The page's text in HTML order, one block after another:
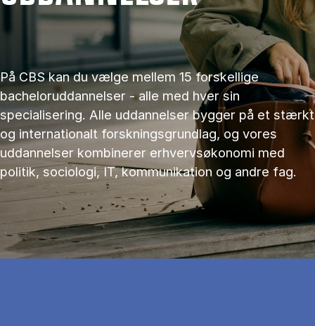
På CBS kan du vælge mellem 15 forskellige
bacheloruddannelser - alle med hver sin
specialisering. Alle uddannelser bygger på et stærkt
og internationalt forskningsgrundlag, og vores
uddannelser kombinerer erhvervsøkonomi med
politik, sociologi, IT, kommunikation og andre fag.